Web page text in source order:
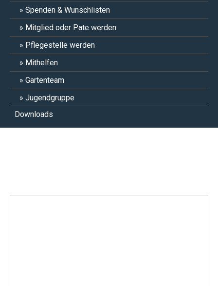
Spenden & Wunschlisten
Mitglied oder Pate werden
Pflegestelle werden
Mithelfen
Gartenteam
Jugendgruppe
Downloads